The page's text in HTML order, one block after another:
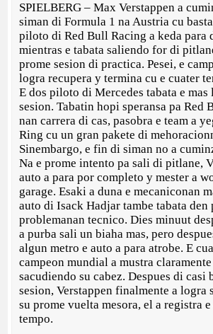
SPIELBERG – Max Verstappen a
siman di Formula 1 na Austria cu
piloto di Red Bull Racing a keda para
mientras e tabata saliendo for di
prome sesion di practica. Pesei, e
logra recupera y termina cu e cuater
E dos piloto di Mercedes tabata e mas
sesion. Tabatin hopi speransa pa Red
nan carrera di cas, pasobra e team a
Ring cu un gran pakete di
Sinembargo, e fin di siman no a
Na e prome intento pa sali di pitlane,
auto a para por completo y mester a
garage. Esaki a duna e mecaniconan
auto di Isack Hadjar tambe tabata den
problemanan tecnico. Dies minuut
a purba sali un biaha mas, pero
algun metro e auto a para atrobe. E
campeon mundial a mustra
sacudiendo su cabez. Despues di
sesion, Verstappen finalmente a logra
su prome vuelta mesora, el a registra
tempo.